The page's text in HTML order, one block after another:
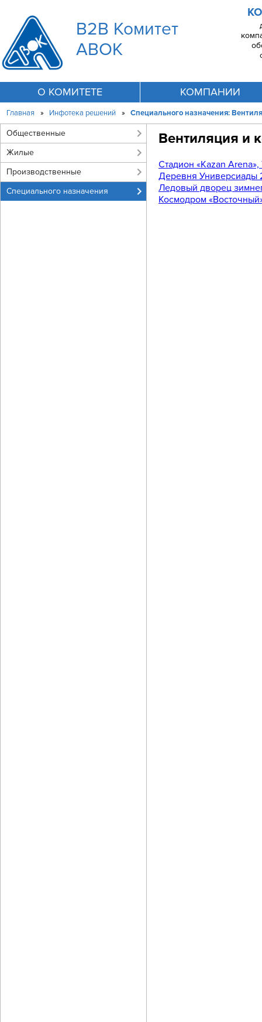
B2B Комитет
АВОК
О КОМИТЕТЕ КОМПАНИИ
Главная » Инфотека решений » Специального назначения:
Общественные
Жилые
Производственные
Специального назначения
Вентиляция и
Стадион «Kazan
Деревня Универсиады
Ледовый дворец
Космодром